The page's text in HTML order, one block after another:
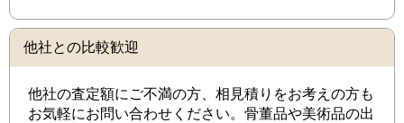
他社との比較歓迎
他社の査定額にご不満の方、相見積りをお考えの方も
お気軽にお問い合わせください。骨董品や美術品の出